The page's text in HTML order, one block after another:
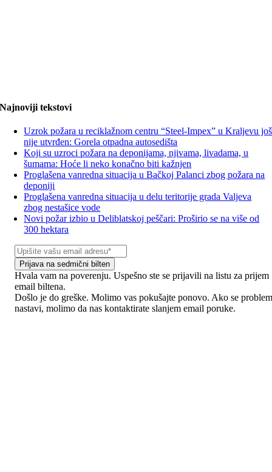
Najnoviji tekstovi
Uzrok požara u reciklažnom centru “Steel-Impex” u Kraljevu još
nije utvrđen: Gorela otpadna autosedišta
Koji su uzroci požara na deponijama, njivama, livadama, u
šumama: Hoće li neko konačno biti kažnjen
Proglašena vanredna situacija u Bačkoj Palanci zbog požara na
deponiji
Proglašena vanredna situacija u delu teritorije grada Valjeva
zbog nestašice vode
Novi požar izbio u Deliblatskoj peščari: Proširio se na više od
300 hektara
Prijava na sedmični bilten
Hvala vam na poverenju. Uspešno ste se prijavili na listu za prijem
email biltena.
Došlo je do greške. Molimo vas pokušajte ponovo. Ako se
nastavi, molimo da nas kontaktirate slanjem email poruke.